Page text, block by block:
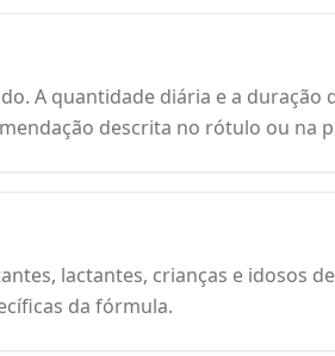
A quantidade diária e a duração
descrita no rótulo ou na
lactantes, crianças e idosos
da fórmula.